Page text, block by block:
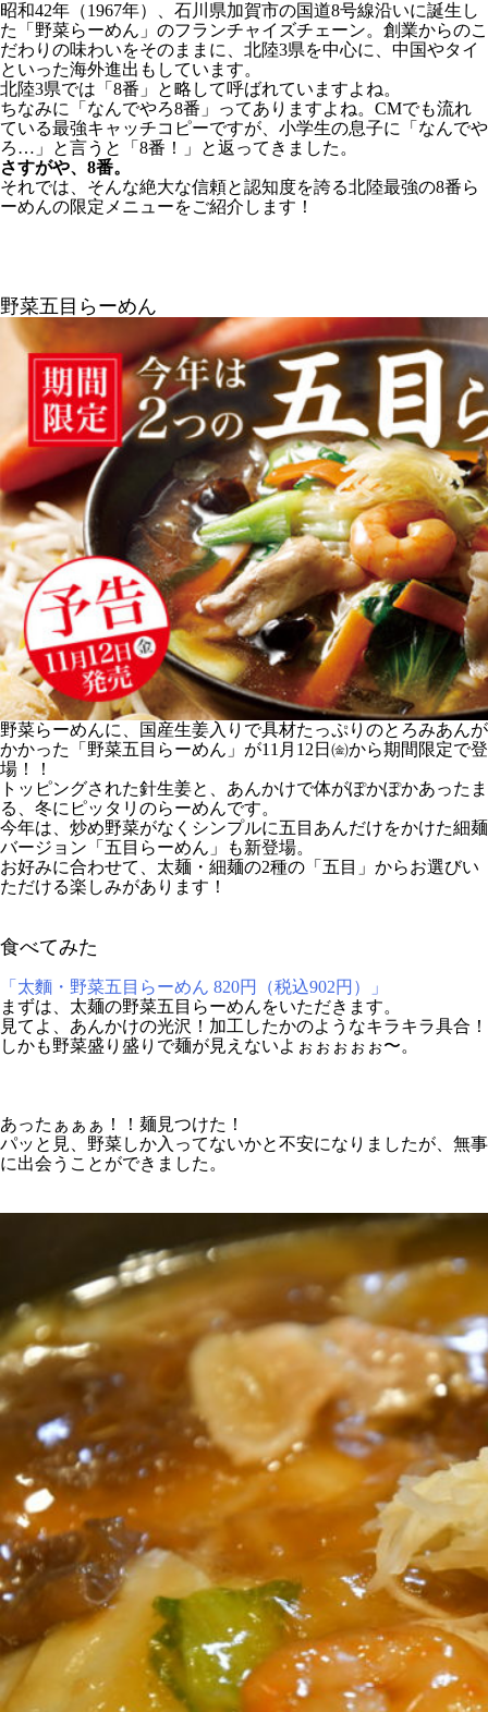
昭和42年（1967年）、石川県加賀市の国道8号線沿いに誕生し
た「野菜らーめん」のフランチャイズチェーン。創業からのこ
だわりの味わいをそのままに、北陸3県を中心に、中国やタイ
といった海外進出もしています。
北陸3県では「8番」と略して呼ばれていますよね。
ちなみに「なんでやろ8番」ってありますよね。CMでも流れ
ている最強キャッチコピーですが、小学生の息子に「なんでや
ろ…」と言うと「8番！」と返ってきました。
さすがや、8番。
それでは、そんな絶大な信頼と認知度を誇る北陸最強の8番ら
ーめんの限定メニューをご紹介します！
野菜五目らーめん
野菜らーめんに、国産生姜入りで具材たっぷりのとろみあんが
かかった「野菜五目らーめん」が11月12日㈮から期間限定で登
場！！
トッピングされた針生姜と、あんかけで体がぽかぽかあったま
る、冬にピッタリのらーめんです。
今年は、炒め野菜がなくシンプルに五目あんだけをかけた細麺
バージョン「五目らーめん」も新登場。
お好みに合わせて、太麺・細麺の2種の「五目」からお選びい
ただける楽しみがあります！
食べてみた
「太麵・野菜五目らーめん 820円（税込902円）」
まずは、太麺の野菜五目らーめんをいただきます。
見てよ、あんかけの光沢！加工したかのようなキラキラ具合！
しかも野菜盛り盛りで麺が見えないよぉぉぉぉぉ〜。
あったぁぁぁ！！麺見つけた！
パッと見、野菜しか入ってないかと不安になりましたが、無事
に出会うことができました。